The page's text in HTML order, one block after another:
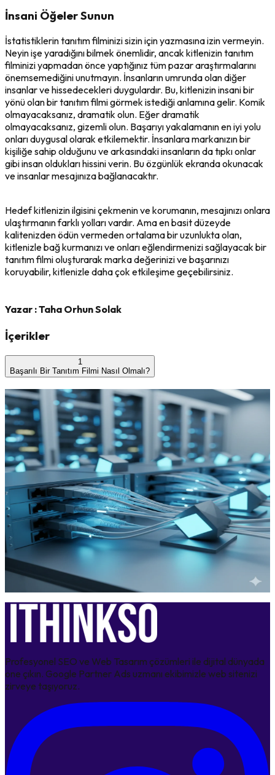
İnsani Öğeler Sunun
İstatistiklerin tanıtım filminizi sizin için yazmasına izin vermeyin.
Neyin işe yaradığını bilmek önemlidir, ancak kitlenizin tanıtım
filminizi yapmadan önce yaptığınız tüm pazar araştırmalarını
önemsemediğini unutmayın. İnsanların umrunda olan diğer
insanlar ve hissedecekleri duygulardır. Bu, kitlenizin insani bir
yönü olan bir tanıtım filmi görmek istediği anlamına gelir. Komik
olmayacaksanız, dramatik olun. Eğer dramatik
olmayacaksanız, gizemli olun. Başarıyı yakalamanın en iyi yolu
onları duygusal olarak etkilemektir. İnsanlara markanızın bir
kişiliğe sahip olduğunu ve arkasındaki insanların da tıpkı onlar
gibi insan oldukları hissini verin. Bu özgünlük ekranda okunacak
ve insanlar mesajınıza bağlanacaktır.
Hedef kitlenizin ilgisini çekmenin ve korumanın, mesajınızı onlara
ulaştırmanın farklı yolları vardır. Ama en basit düzeyde
kalitenizden ödün vermeden ortalama bir uzunlukta olan,
kitlenizle bağ kurmanızı ve onları eğlendirmenizi sağlayacak bir
tanıtım filmi oluşturarak marka değerinizi ve başarınızı
koruyabilir, kitlenizle daha çok etkileşime geçebilirsiniz.
Yazar :Taha Orhun Solak
İçerikler
1
Başarılı Bir Tanıtım Filmi Nasıl Olmalı?
Son Yazılar
2026'da Pazarlamanın Yeni Kuralları: Yapay Zeka
Çağında Müşteri Yolculuğu
23 Haziran 2026
2026 Google Güncellemesi: Yapay Zeka Çağında SEO ve
Web Siteleri Nasıl Değişiyor?
15 Haziran 2026
SEO Hosting ile Dijital Ayak İzinizi Silin: Google
Sıralamalarında Görünmezlik Kalkanı
8 Şubat 2026
Profesyonel SEO ve Web Tasarım çözümleri ile dijital dünyada
öne çıkın. Google Partner Ads uzmanı ekibimizle web sitenizi
zirveye taşıyoruz.